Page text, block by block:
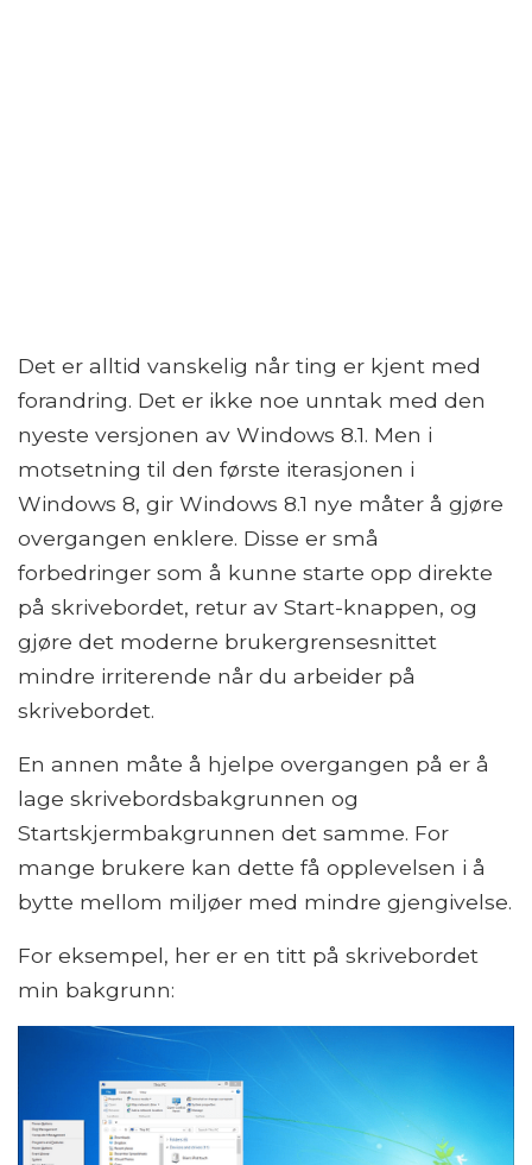
Det er alltid vanskelig når ting er kjent med
forandring. Det er ikke noe unntak med den
nyeste versjonen av Windows 8.1. Men i
motsetning til den første iterasjonen i
Windows 8, gir Windows 8.1 nye måter å gjøre
overgangen enklere. Disse er små
forbedringer som å kunne starte opp direkte
på skrivebordet, retur av Start-knappen, og
gjøre det moderne brukergrensesnittet
mindre irriterende når du arbeider på
skrivebordet.
En annen måte å hjelpe overgangen på er å
lage skrivebordsbakgrunnen og
Startskjermbakgrunnen det samme. For
mange brukere kan dette få opplevelsen i å
bytte mellom miljøer med mindre gjengivelse.
For eksempel, her er en titt på skrivebordet
min bakgrunn: